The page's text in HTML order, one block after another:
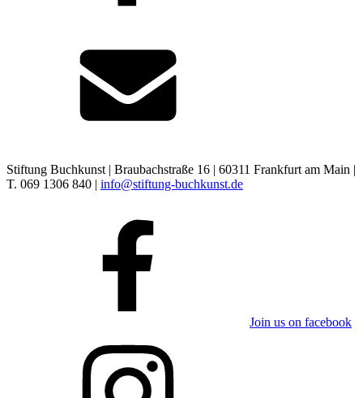
Stiftung Buchkunst | Braubachstraße 16 | 60311 Frankfurt am Main |
T. 069 1306 840 | info@stiftung-buchkunst.de
Join us on facebook